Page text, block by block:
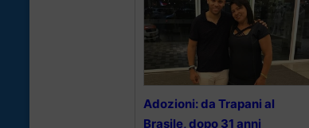
Adozioni: da Trapani al
Brasile, dopo 31 anni